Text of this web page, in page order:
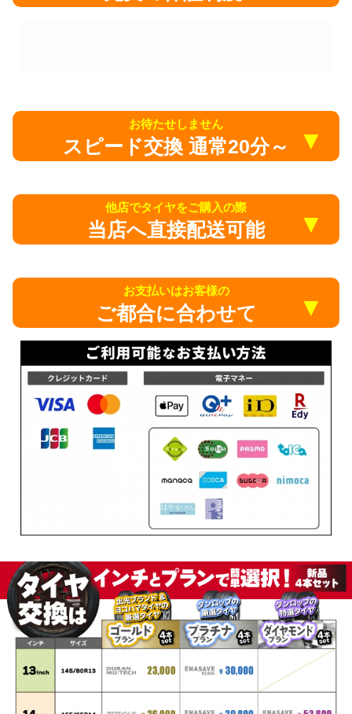
▼
お待たせしません
スピード交換 通常20分～
▼
他店でタイヤをご購入の際
当店へ直接配送可能
▼
お支払いはお客様の
ご都合に合わせて